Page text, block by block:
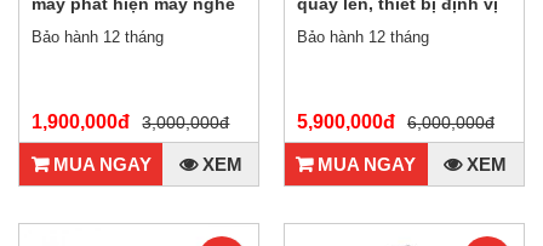
lén đời mới nhất K18
Bảo hành 12 tháng
1,900,000đ 3,000,000đ
MUA NGAY XEM
GPS, máy nghe lén G320i
mới nhất hiện nay
Bảo hành 12 tháng
5,900,000đ 6,000,000đ
MUA NGAY XEM